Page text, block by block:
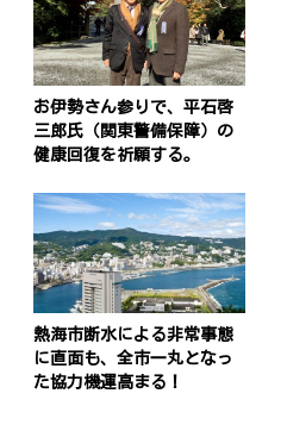
お伊勢さん参りで、平石啓
三郎氏（関東警備保障）の
健康回復を祈願する。
熱海市断水による非常事態
に直面も、全市一丸となっ
た協力機運高まる！